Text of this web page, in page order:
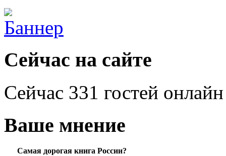
Сейчас на сайте
Сейчас 331 гостей онлайн
Ваше мнение
Самая дорогая книга России?